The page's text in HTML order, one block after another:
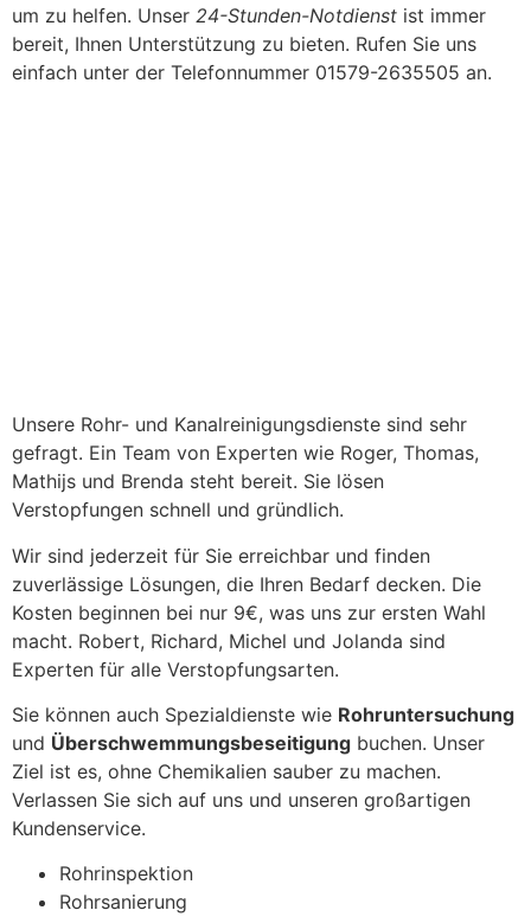
um zu helfen. Unser 24-Stunden-Notdienst ist immer
bereit, Ihnen Unterstützung zu bieten. Rufen Sie uns
einfach unter der Telefonnummer 01579-2635505 an.
Unsere Rohr- und Kanalreinigungsdienste sind sehr
gefragt. Ein Team von Experten wie Roger, Thomas,
Mathijs und Brenda steht bereit. Sie lösen
Verstopfungen schnell und gründlich.
Wir sind jederzeit für Sie erreichbar und finden
zuverlässige Lösungen, die Ihren Bedarf decken. Die
Kosten beginnen bei nur 9€, was uns zur ersten Wahl
macht. Robert, Richard, Michel und Jolanda sind
Experten für alle Verstopfungsarten.
Sie können auch Spezialdienste wie Rohruntersuchung
und Überschwemmungsbeseitigung buchen. Unser
Ziel ist es, ohne Chemikalien sauber zu machen.
Verlassen Sie sich auf uns und unseren großartigen
Kundenservice.
Rohrinspektion
Rohrsanierung